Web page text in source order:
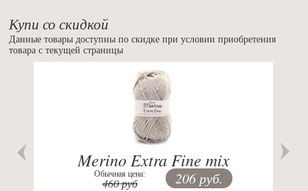
Купи со скидкой
Данные товары доступны по скидке при условии приобретения
товара с текущей страницы
Merino Extra Fine mix
Обычная цена:
460 руб 206 руб.